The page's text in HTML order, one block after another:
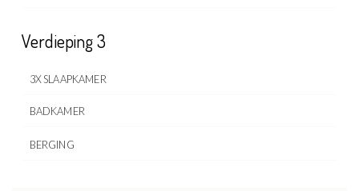
Verdieping 3
3X SLAAPKAMER
BADKAMER
BERGING